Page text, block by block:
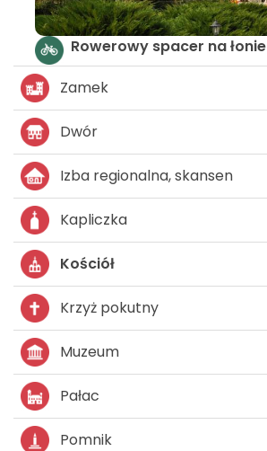
natury
Szlak
Zamek
Dwór
Izba regionalna, skansen
Kapliczka
Kościół
Krzyż pokutny
Muzeum
Pałac
Pomnik